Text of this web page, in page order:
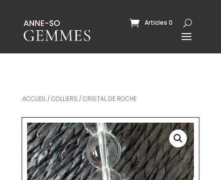
Articles 0
ACCUEIL/COLLIERS / CRISTAL DE ROCHE